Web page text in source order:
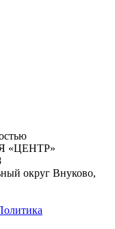
округ Внуково,